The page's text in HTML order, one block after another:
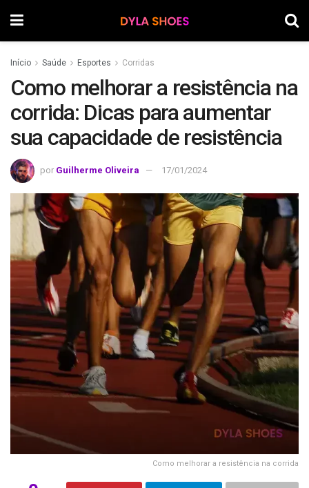
Início Saúde Esportes Corridas
Como melhorar a resistência na
corrida: Dicas para aumentar
sua capacidade de resistência
por Guilherme Oliveira 17/01/2024
Como melhorar a resistência na corrida